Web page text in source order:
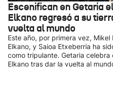
Escenifican en Getaria
Elkano regresó a su
vuelta al mundo
Este año, por primera vez,
Elkano, y Saioa Etxeberria ha
como tripulante. Getaria
Elkano tras dar la vuelta al